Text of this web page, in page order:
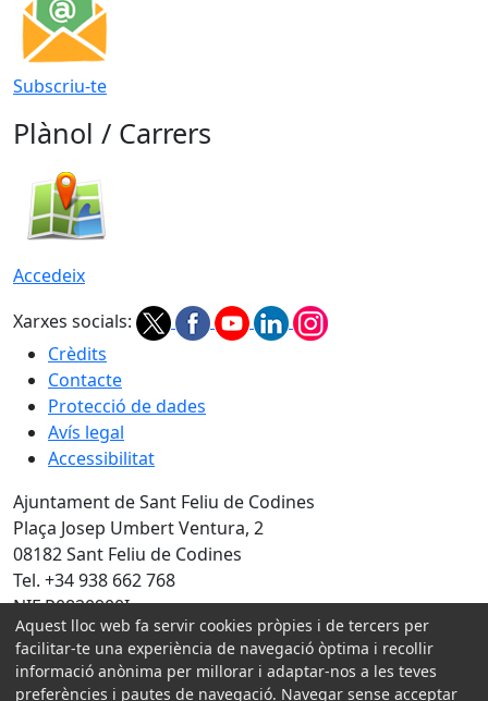
Subscriu-te
Plànol / Carrers
Accedeix
Xarxes socials:
Crèdits
Contacte
Protecció de dades
Avís legal
Accessibilitat
Ajuntament de Sant Feliu de Codines
Plaça Josep Umbert Ventura, 2
08182 Sant Feliu de Codines
Tel. +34 938 662 768
NIF P0820900I
Amb la col·laboració de:
Aquest lloc web fa servir cookies pròpies i de tercers per
facilitar-te una experiència de navegació òptima i recollir
informació anònima per millorar i adaptar-nos a les teves
preferències i pautes de navegació. Navegar sense acceptar